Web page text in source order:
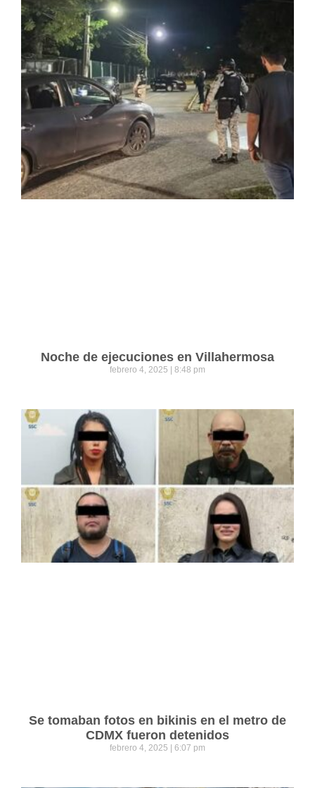
Noche de ejecuciones en Villahermosa
febrero 4, 2025 8:48 pm
Se tomaban fotos en bikinis en el metro de
CDMX fueron detenidos
febrero 4, 2025 6:07 pm